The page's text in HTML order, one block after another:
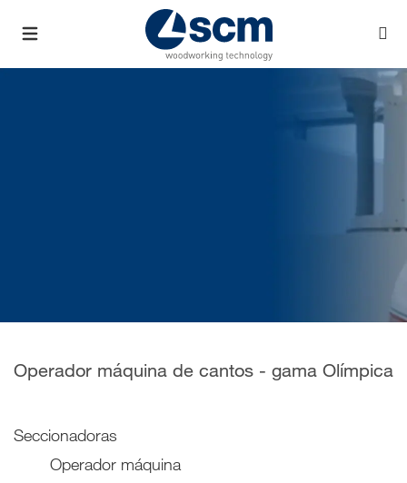
Operador máquina de cantos - gama Olímpica
Seccionadoras
Operador máquina